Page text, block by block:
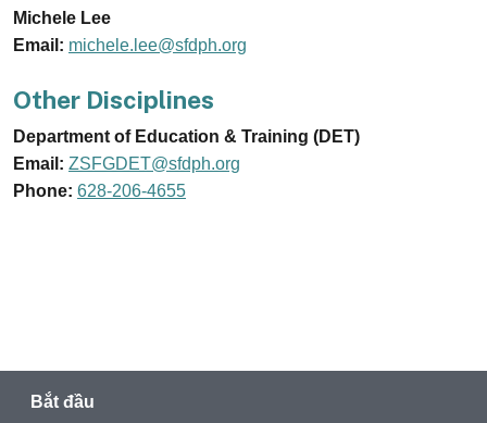
Michele Lee
Email: michele.lee@sfdph.org
Other Disciplines
Department of Education & Training (DET)
Email: ZSFGDET@sfdph.org
Phone: 628-206-4655
Bắt đầu